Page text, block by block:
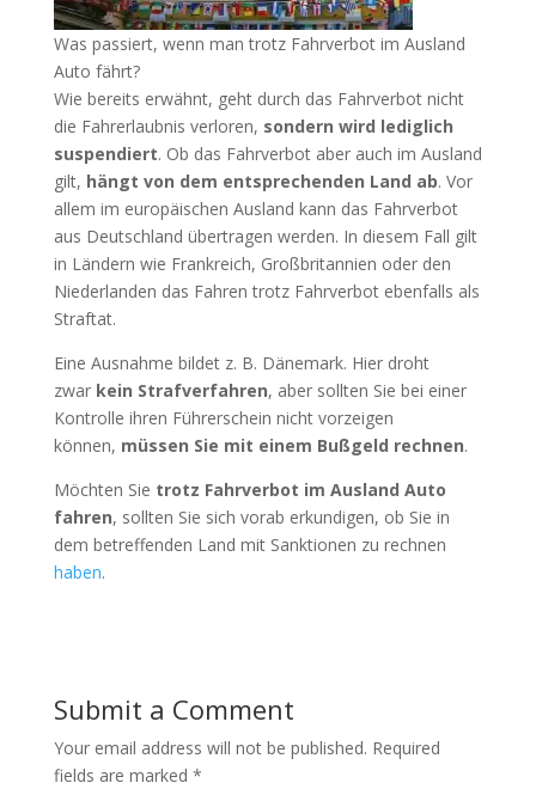
Was passiert, wenn man trotz Fahrverbot im Ausland
Auto fährt?
Wie bereits erwähnt, geht durch das Fahrverbot nicht
die Fahrerlaubnis verloren, sondern wird lediglich
suspendiert. Ob das Fahrverbot aber auch im Ausland
gilt, hängt von dem entsprechenden Land ab. Vor
allem im europäischen Ausland kann das Fahrverbot
aus Deutschland übertragen werden. In diesem Fall gilt
in Ländern wie Frankreich, Großbritannien oder den
Niederlanden das Fahren trotz Fahrverbot ebenfalls als
Straftat.
Eine Ausnahme bildet z. B. Dänemark. Hier droht
zwar kein Strafverfahren, aber sollten Sie bei einer
Kontrolle ihren Führerschein nicht vorzeigen
können, müssen Sie mit einem Bußgeld rechnen.
Möchten Sie trotz Fahrverbot im Ausland Auto
fahren, sollten Sie sich vorab erkundigen, ob Sie in
dem betreffenden Land mit Sanktionen zu rechnen
haben.
Submit a Comment
Your email address will not be published. Required
fields are marked *